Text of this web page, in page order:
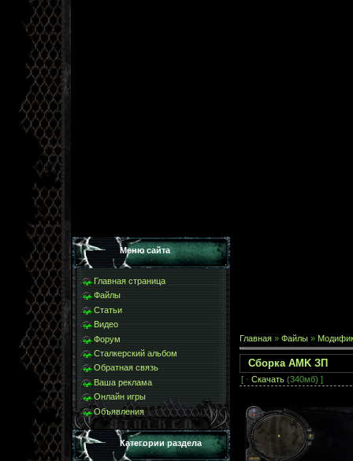
Меню сайта
Главная страница
Файлы
Статьи
Видео
Форум
Сталкерский альбом
Обратная связь
Ваша реклама
Онлайн игры
Объявления
Категории раздела
Главная » Файлы »
Сборка AMK ЗП
[ · Скачать (340мб) ]